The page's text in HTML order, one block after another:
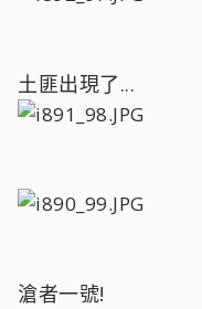
土匪出現了...
滄者一號!